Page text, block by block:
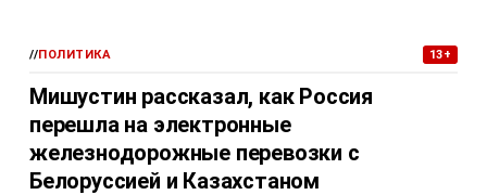
//ПОЛИТИКА 13+
Мишустин рассказал, как Россия
перешла на электронные
железнодорожные перевозки с
Белоруссией и Казахстаном